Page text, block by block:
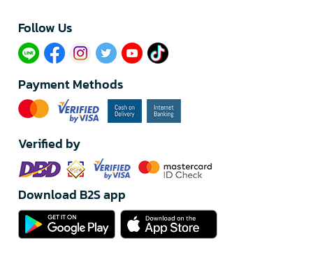
Follow Us​
Payment Methods
Verified by
Download B2S app